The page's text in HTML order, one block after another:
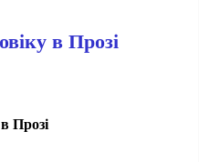
в Прозі
Прозі